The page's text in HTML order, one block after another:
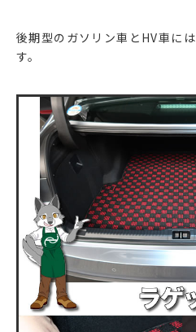
後期型のガソリン車とHV車には
す。